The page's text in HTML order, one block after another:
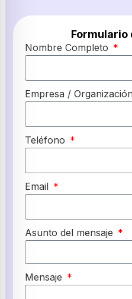
Formulario
Nombre Completo
Empresa / Organización
Teléfono
Email
Asunto del mensaje
Mensaje